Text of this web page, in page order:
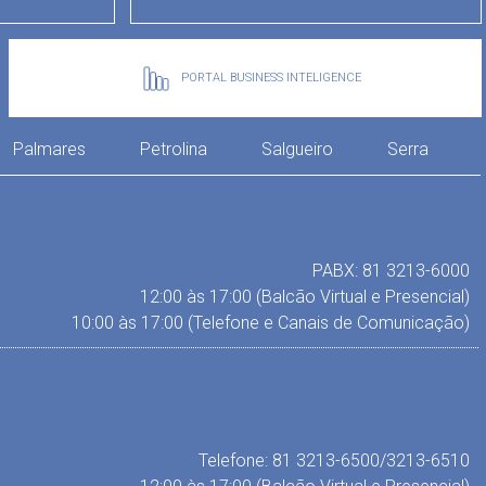
PORTAL BUSINESS INTELIGENCE
Palmares Petrolina Salgueiro Serra
PABX: 81 3213-6000
12:00 às 17:00 (Balcão Virtual e Presencial)
10:00 às 17:00 (Telefone e Canais de Comunicação)
Telefone: 81 3213-6500/3213-6510